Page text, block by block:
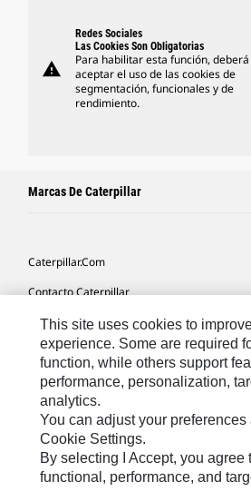
warning
Redes Sociales
Las Cookies Son Obligatorias
Para habilitar esta función, deberá
aceptar el uso de las cookies de
segmentación, funcionales y de
rendimiento.
Marcas De Caterpillar
Caterpillar.com
Contacto Caterpillar
Mis Preferencias De Marketing
Mapa Del Sitio
Cookie Settings
Aviso Legal
Privacidad
This site uses cookies to
experience. Some are required
function, while others support
performance, personalization,
analytics.
You can adjust your
Cookie Settings.
By selecting I Accept, you agree
functional, performance, and